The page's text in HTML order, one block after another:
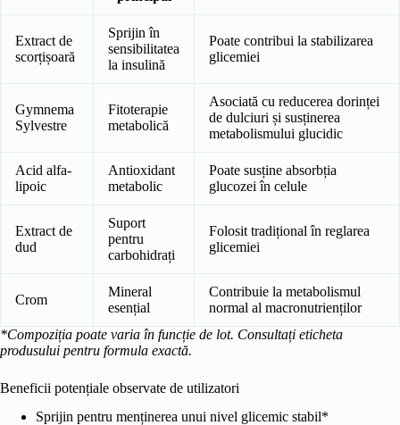
Extract de
scorțișoară
Sprijin în
sensibilitatea
la insulină
Poate contribui la stabilizarea
glicemiei
Gymnema
Sylvestre
Fitoterapie
metabolică
Asociată cu reducerea dorinței
de dulciuri și susținerea
metabolismului glucidic
Acid alfa-
lipoic
Antioxidant
metabolic
Poate susține absorbția
glucozei în celule
Extract de
dud
Suport
pentru
carbohidrați
Folosit tradițional în reglarea
glicemiei
Crom
Mineral
esențial
Contribuie la metabolismul
normal al macronutrienților
*Compoziția poate varia în funcție de lot. Consultați eticheta
produsului pentru formula exactă.
Beneficii potențiale observate de utilizatori
Sprijin pentru menținerea unui nivel glicemic stabil*